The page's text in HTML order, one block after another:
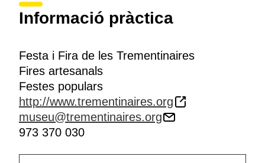
Informació pràctica
Festa i Fira de les Trementinaires
Fires artesanals
Festes populars
http://www.trementinaires.org
museu@trementinaires.org
973 370 030